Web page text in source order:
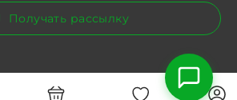
Получать рассылку